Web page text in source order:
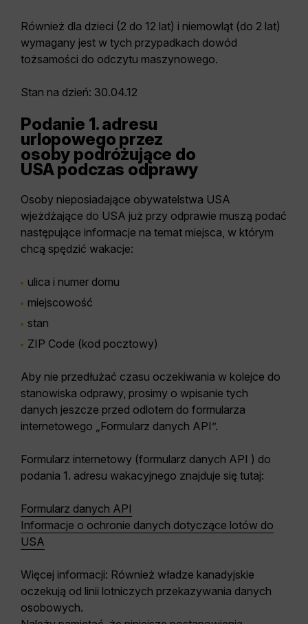
Również dla dzieci (2 do 12 lat) i niemowląt (do 2 lat)
wymagany jest w tych przypadkach dowód
tożsamości do odczytu maszynowego.
Stan na dzień: 30.04.12
Podanie 1. adresu
urlopowego przez
osoby podróżujące do
USA podczas odprawy
Osoby nieposiadające obywatelstwa USA
wjeżdżające do USA już przy odprawie muszą podać
następujące informacje na temat miejsca, w którym
chcą spędzić wakacje:
ulica i numer domu
miejscowość
stan
ZIP Code (kod pocztowy)
Aby nie przedłużać czasu oczekiwania w kolejce do
stanowiska odprawy, prosimy o wpisanie tych
danych jeszcze przed odlotem do formularza
internetowego „Formularz danych API”.
Formularz internetowy (formularz danych API ) do
podania 1. adresu wakacyjnego znajduje się tutaj:
Formularz danych API
Informacje o ochronie danych dotyczące lotów do
USA
Więcej informacji: Również władze kanadyjskie
oczekują od linii lotniczych przekazywania danych
osobowych.